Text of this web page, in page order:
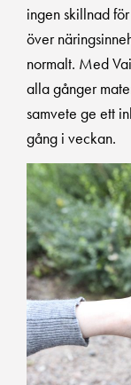
ingen skillnad
över
normalt. Med
alla gånger
samvete ge ett
gång i veckan.